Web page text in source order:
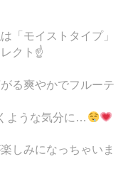
「モイストタイプ」
クト☝️
る爽やかでフルーテ
ような気分に…
しみになっちゃいま